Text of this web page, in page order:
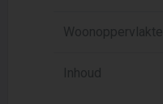
Woonoppervlakte
Inhoud